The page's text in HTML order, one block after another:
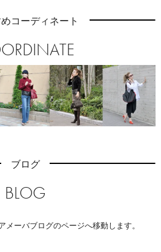
コーディネート
ブログ
BLOG
メーバブログのページへ移動します。